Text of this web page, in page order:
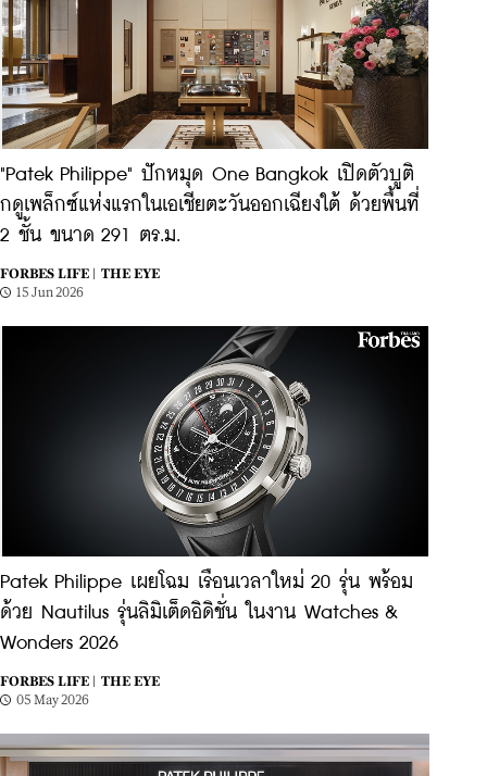
"Patek Philippe" ปักหมุด One Bangkok เปิดตัวบูติ
กดูเพล็กซ์แห่งแรกในเอเชียตะวันออกเฉียงใต้ ด้วยพื้นที่
2 ชั้น ขนาด 291 ตร.ม.
FORBES LIFE |
THE EYE
15 Jun 2026
Patek Philippe เผยโฉม เรือนเวลาใหม่ 20 รุ่น พร้อม
ด้วย Nautilus รุ่นลิมิเต็ดอิดิชั่น ในงาน Watches &
Wonders 2026
FORBES LIFE |
THE EYE
05 May 2026